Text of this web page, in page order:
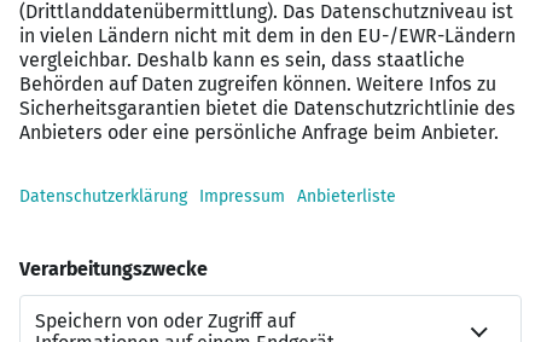
mit starkem Fokus auf Zusammenarbeit und
Eigenverantwortung sowie Innovation und
kontinuierliche Verbesserung.
Zusätzliche Benefits:Attraktive Vergütung,
Unfallversicherung, Maßnahmen zur
Mitarbeiterangebote, kostenlose Parkplätze,
Firmenevents sowie Jubiläumsgratifikationen.